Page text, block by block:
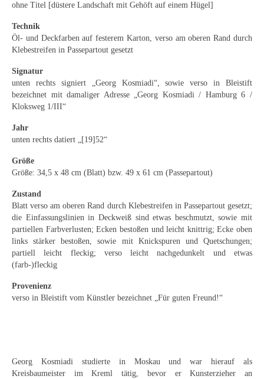
Emma Joos
Paul Segieth
Richard Sprick
Weitere Künstler 1900-1945
Kunst nach 1945
August Lange-Brock
Ludwig (Luis) Neu
Ferdinand Springer
Arne Siegfried
Weitere Künstler nach 1945
Herkunft & Wirkungsstätte
ohne Titel [düstere Landschaft mit Gehöft auf einem Hügel]
Technik
Öl- und Deckfarben auf festerem Karton, verso am oberen Rand durch
Klebestreifen in Passepartout gesetzt
Signatur
unten rechts signiert „Georg Kosmiadi“, sowie verso in Bleistift
bezeichnet mit damaliger Adresse „Georg Kosmiadi / Hamburg 6 /
Kloksweg 1/III“
Jahr
unten rechts datiert „[19]52“
Größe
Größe: 34,5 x 48 cm (Blatt) bzw. 49 x 61 cm (Passepartout)
Zustand
Blatt verso am oberen Rand durch Klebestreifen in Passepartout gesetzt;
die Einfassungslinien in Deckweiß sind etwas beschmutzt, sowie mit
partiellen Farbverlusten; Ecken bestoßen und leicht knittrig; Ecke oben
links stärker bestoßen, sowie mit Knickspuren und Quetschungen;
partiell leicht fleckig; verso leicht nachgedunkelt und etwas
(farb-)fleckig
Provenienz
verso in Bleistift vom Künstler bezeichnet „Für guten Freund!“
Georg Kosmiadi studierte in Moskau und war hierauf als
Kreisbaumeister im Kreml tätig, bevor er Kunsterzieher an